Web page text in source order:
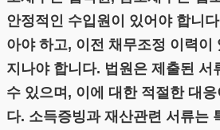
안정적인 수입원이 있어야 합니
아야 하고, 이전 채무조정 이력이
지나야 합니다. 법원은 제출된 서
수 있으며, 이에 대한 적절한 대
다. 소득증빙과 재산관련 서류는